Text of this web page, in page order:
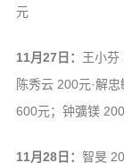
元
11月27日： 王小芬
陈秀云 200元·解
600元；钟彍镁
11月28日： 智旻